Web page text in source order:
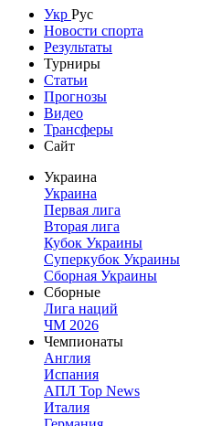
Укр Рус
Новости спорта
Результаты
Турниры
Статьи
Прогнозы
Видео
Трансферы
Сайт
Украина
Украина
Первая лига
Вторая лига
Кубок Украины
Суперкубок Украины
Сборная Украины
Сборные
Лига наций
ЧМ 2026
Чемпионаты
Англия
Испания
АПЛ Top News
Италия